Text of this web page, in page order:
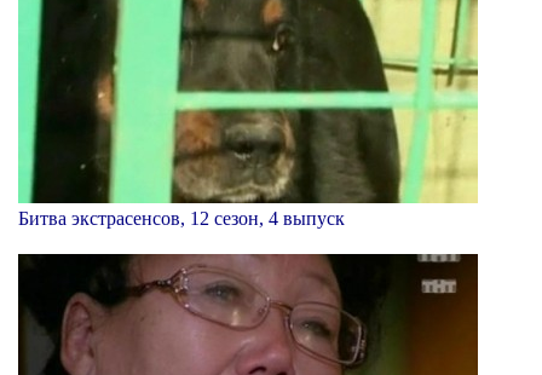
Битва экстрасенсов, 12 сезон, 4 выпуск